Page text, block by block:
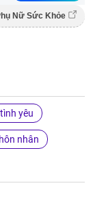
Nữ Sức Khỏe
yêu
nhân